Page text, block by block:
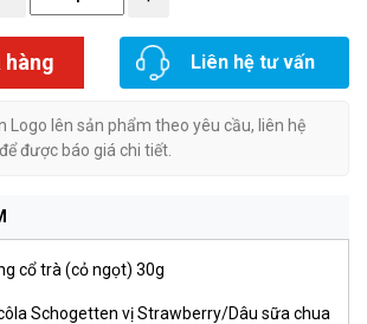
Liên hệ tư vấn
Logo lên sản phẩm theo yêu cầu, liên hệ
được báo giá chi tiết.
cổ trà (cỏ ngọt) 30g
Schogetten vị Strawberry/Dâu sữa chua